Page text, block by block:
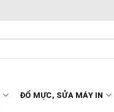
ĐỔ MỰC, SỬA MÁY IN